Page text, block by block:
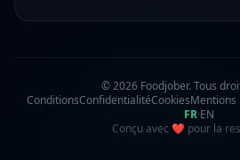
© 2026 Foodjober. Tous
ConditionsConfidentialitéCookiesMentions
FR·EN
Conçu avec ❤ amour
pour la